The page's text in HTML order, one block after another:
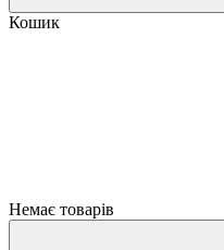
Кошик
Немає товарів